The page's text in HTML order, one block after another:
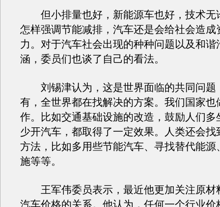
但小排量也好，新能源车也好，技术无
怎样强调节能减排，汽车还是会给社会造成
力。对于汽车社会出现的种种问题以及和谐
涵，委员们也谈了自己的看法。
刘锡津认为，这是世界面临的共同问题
有，全世界都在找解决的方案。我们国家也
作。比如交通基础设施的改造，鼓励人们多
少开汽车，都取得了一定效果。人类还会找
方法，比如多用些节能汽车、寻找替代能源
施等等。
王军伟委员表示，最近他更加关注原材
汽车价格的关系。他认为，任何一个行业价